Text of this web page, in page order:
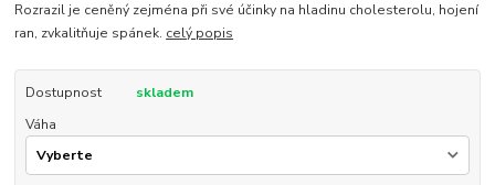
Rozrazil je ceněný zejména při své účinky na hladinu cholesterolu, hojení
ran, zvkalitňuje spánek. celý popis
Dostupnost
skladem
Váha